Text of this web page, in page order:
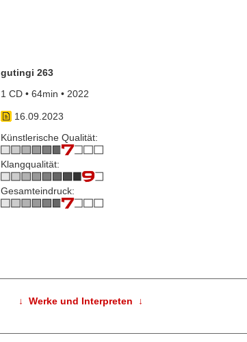
gutingi 263
1 CD • 64min • 2022
16.09.2023
Künstlerische Qualität:
Klangqualität:
Gesamteindruck:
↓ Werke und Interpreten ↓